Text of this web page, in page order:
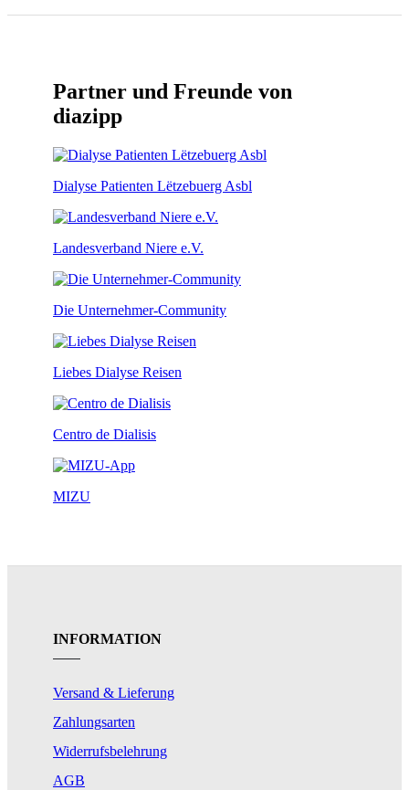
Partner und Freunde von
diazipp
Dialyse Patienten Lëtzebuerg Asbl
Landesverband Niere e.V.
Die Unternehmer-Community
Liebes Dialyse Reisen
Centro de Dialisis
MIZU
INFORMATION
Versand & Lieferung
Zahlungsarten
Widerrufsbelehrung
AGB